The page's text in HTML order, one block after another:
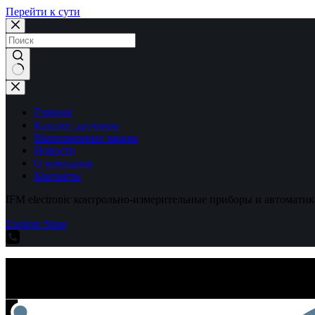
Перейти к сути
Ничего
не
найденоГлавная
Каталог датчиков
Выполненные заказы
Новости
О компании
Контакты
IFM electronic контрольно-измерительные приборы и
Explore Shop